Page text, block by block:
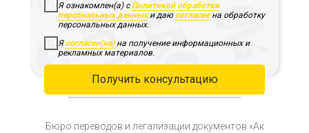
Бюро переводов и легализации документов «Ак
Я ознакомлен(а) сПолитикой обработки
персональных данныхи даю согласиена обработку
персональных данных.
Я согласен(на)на получение информационных и
рекламных материалов.
Получить консультацию